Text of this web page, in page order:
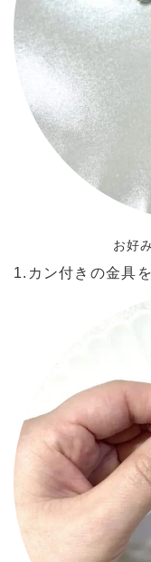
お好
1.カン付きの金具